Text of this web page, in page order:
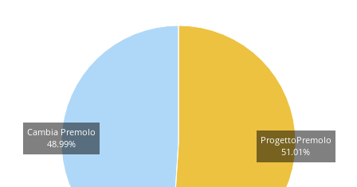
ProgettoPremolo
51.01%
Cambia Premolo
48.99%